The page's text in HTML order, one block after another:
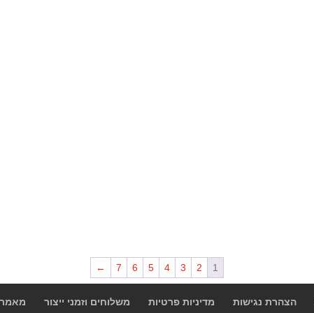
1
2
3
4
5
6
7
←
הצהרת נגישות מדיניות פרטיות משלוחים וזמני ייצור